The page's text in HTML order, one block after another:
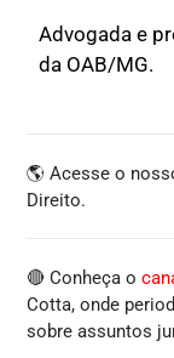
Advogada e
da OAB/MG.
🌎 Acesse o
Direito.
🔴 Conheça o
Cotta, onde
sobre assuntos